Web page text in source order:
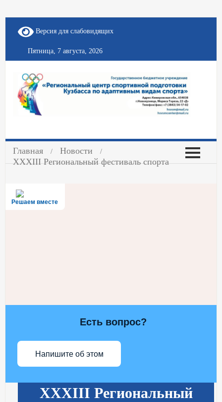
Версия для слабовидящих
Пятница, 7 августа, 2026
Главная
Новости
XXXIII Региональный фестиваль спорта
Решаем вместе
Есть вопрос?
Напишите об этом
XXXIII Региональный